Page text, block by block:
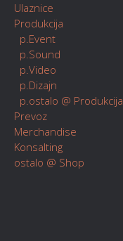
Ulaznice
Produkcija
p.Event
p.Sound
p.Video
p.Dizajn
p.ostalo @ Produkcija
Prevoz
Merchandise
Konsalting
ostalo @ Shop